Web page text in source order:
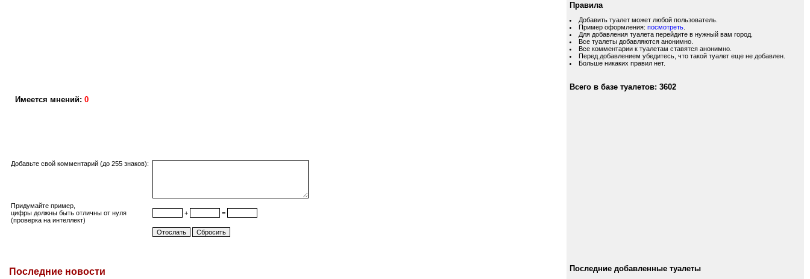
Имеется мнений: 0
Добавьте свой комментарий (до 255 знаков):
Придумайте пример,
цифры должны быть отличны от нуля
(проверка на интеллект)
+ =
Последние новости
Правила
Добавить туалет может любой пользователь.
Пример оформления: посмотреть.
Для добавления туалета перейдите в нужный вам город.
Все туалеты добавляются анонимно.
Все комментарии к туалетам ставятся анонимно.
Перед добавлением убедитесь, что такой туалет еще не добавлен.
Больше никаких правил нет.
Всего в базе туалетов: 3602
Последние добавленные туалеты